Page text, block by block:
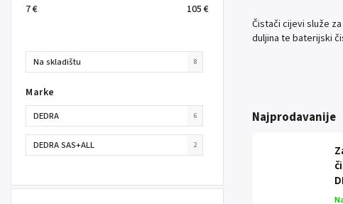
7€ 105€
Na skladištu 8
Marke
DEDRA 6
DEDRA SAS+ALL 2
Čistači cijevi služe
duljina te baterijski
Najprodavanije